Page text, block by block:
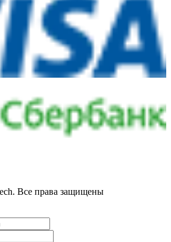
Все права защищены